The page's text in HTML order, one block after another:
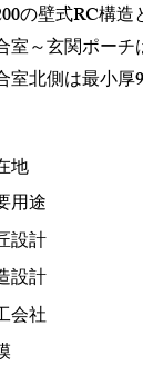
の壁式RC構造
室～玄関ポーチ
室北側は最小厚
地
用途
設計
設計
会社